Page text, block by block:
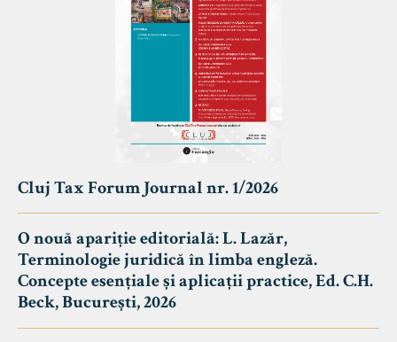
Cluj Tax Forum Journal nr. 1/2026
O nouă apariție editorială: L. Lazăr,
Terminologie juridică în limba engleză.
Concepte esențiale și aplicații practice, Ed. C.H.
Beck, București, 2026